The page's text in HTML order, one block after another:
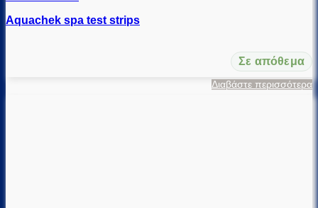
Aquachek spa test strips
Σε απόθεμα
Διαβάστε περισσότερα